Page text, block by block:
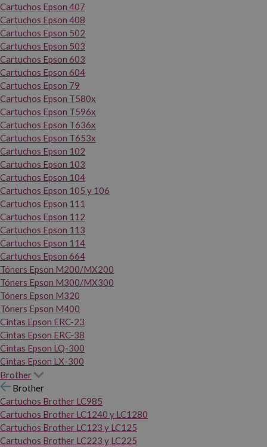
Cartuchos Epson 407
Cartuchos Epson 408
Cartuchos Epson 502
Cartuchos Epson 503
Cartuchos Epson 603
Cartuchos Epson 604
Cartuchos Epson 79
Cartuchos Epson T580x
Cartuchos Epson T596x
Cartuchos Epson T636x
Cartuchos Epson T653x
Cartuchos Epson 102
Cartuchos Epson 103
Cartuchos Epson 104
Cartuchos Epson 105 y 106
Cartuchos Epson 111
Cartuchos Epson 112
Cartuchos Epson 113
Cartuchos Epson 114
Cartuchos Epson 664
Tóners Epson M200/MX200
Tóners Epson M300/MX300
Tóners Epson M320
Tóners Epson M400
Cintas Epson ERC-23
Cintas Epson ERC-38
Cintas Epson LQ-300
Cintas Epson LX-300
Brother
Brother
Cartuchos Brother LC985
Cartuchos Brother LC1240 y LC1280
Cartuchos Brother LC123 y LC125
Cartuchos Brother LC223 y LC225